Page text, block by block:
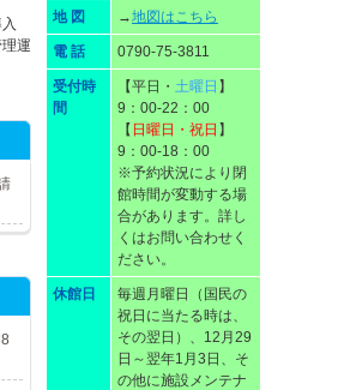
地 図 →地図はこちら
電 話 0790-75-3811
受付時
間
【平日・ 土曜日 】
9：00-22：00
【 日曜日・祝日 】
9：00-18：00
※予約状況により閉
館時間が変動する場
合があります。詳し
くはお問い合わせく
ださい。
休館日
毎週月曜日（国民の
祝日に当たる時は、
その翌日）、12月29
日～翌年1月3日、そ
の他に施設メンテナ
運